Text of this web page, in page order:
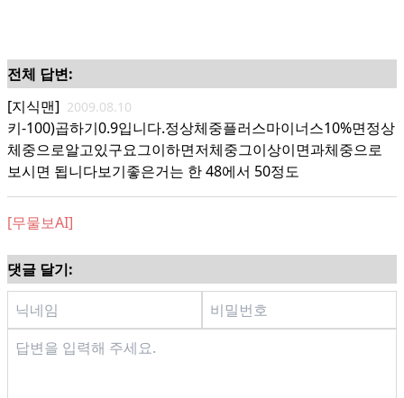
전체 답변:
[지식맨] 2009.08.10
키-100)곱하기0.9입니다.정상체중플러스마이너스10%면정상
체중으로알고있구요그이하면저체중그이상이면과체중으로
보시면 됩니다보기좋은거는 한 48에서 50정도
[무물보AI]
댓글 달기: